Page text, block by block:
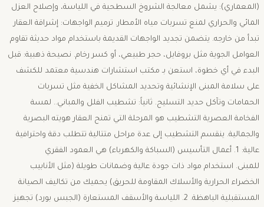
(المعماري): يشمل معالجة الشروخ السطحية في اللياسة، وإصلاح العزل
المائي والحراري لمنع تسربات مياه الأمطار. ​ترميم الواجهات: إشراقة العقار
تبدأ من خارجه. يتضمن تجديد الواجهات القديمة باستخدام مواد حديثة تقاوم
العوامل الجوية مثل بروفايل، حجر طبيعي، أو كسر رخام. ​نصيحة ذهبية: قبل
البدء في أي خطوة، استعن بـ مكتب استشارات هندسية معتمد للكشف
على سلامة المبنى الإنشائية وتحديد المشاكل الخفية مثل تسربات
الحمامات وتآكل حديد التسليح. ​ثانياً: تشطيب الفلل والمباني.. لمسة
الفخامة العصرية ​التشطيب هو المرحلة التي تمنح العقار هويته البصرية
والجمالية. ينقسم التشطيب إلى عدة مراحل متتالية تتطلب دقة واحترافية
عالية: ​1. أعمال التأسيس (السباكة والكهرباء) ​هي العمود الفقري
للمبنى. استخدام مواد ذات جودة عالية وضمانات طويلة (مثل الأنابيب
الخضراء الحرارية والأسلاك المقاومة للحريق) يحميك من تكاليف الصيانة
المستقبلية الباهظة. ​2. اللياسة والأسقف المستعارة (الجبس بورد) ​تجهيز